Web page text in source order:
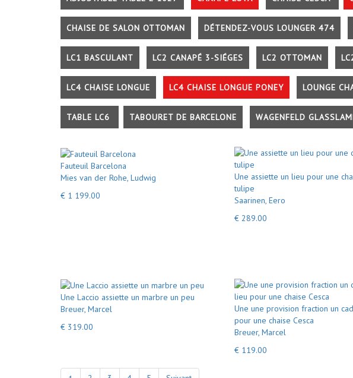
CHAISE DE SALON OTTOMAN DÉTENDEZ-VOUS LOUNGER 474
LC1 BASCULANT LC2 CANAPÉ 3-SIÉGES LC2 OTTOMAN
LC4 CHAISE LONGUE LC4 CHAISE LONGUE PONEY LOUNGE
TABLE LC6 TABOURET DE BARCELONE WAGENFELD
Fauteuil Barcelona
Mies van der Rohe, Ludwig
€ 1 199.00
Une assiette un lieu pour une
tulipe
Saarinen, Eero
€ 289.00
Une Laccio assiette un marbre un peu
Breuer, Marcel
€ 319.00
Une une provision fraction un
pour une chaise Cesca
Breuer, Marcel
€ 119.00